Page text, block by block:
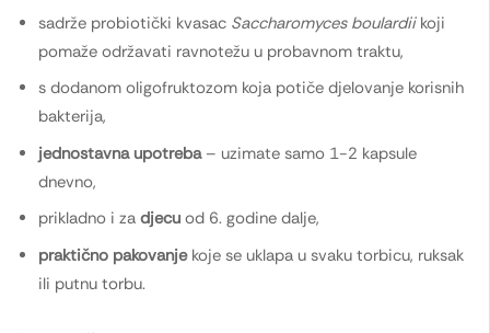
sadrže probiotički kvasac Saccharomyces boulardiikoji
pomaže održavati ravnotežu u probavnom traktu,
s dodanom oligofruktozom koja potiče djelovanje korisnih
bakterija,
jednostavna upotreba– uzimate samo 1-2 kapsule
dnevno,
prikladno i za djecu od 6. godine dalje,
praktično pakovanjekoje se uklapa u svaku torbicu, ruksak
ili putnu torbu.